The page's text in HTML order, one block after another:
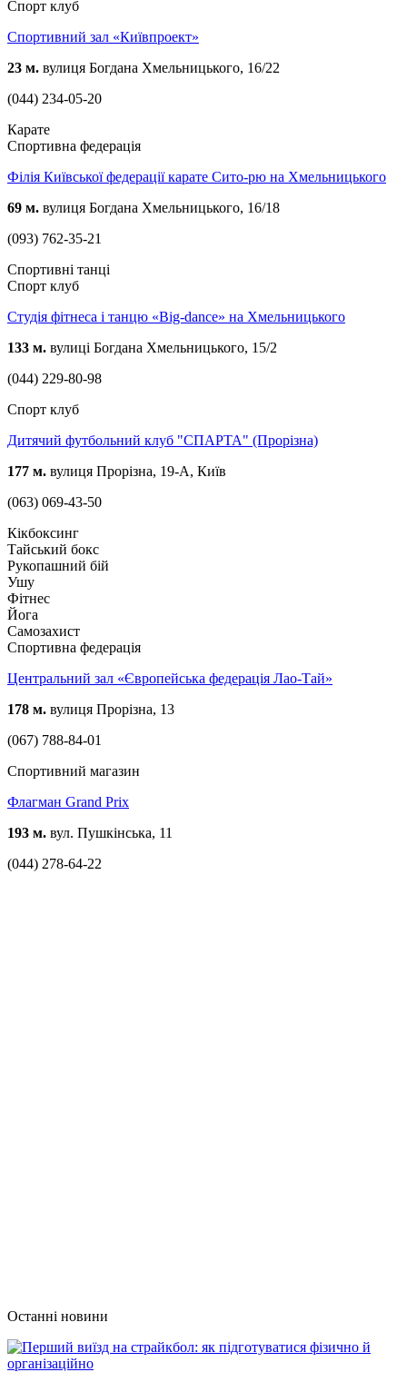
Спорт клуб
Спортивний зал «Київпроект»
23 м. вулиця Богдана Хмельницького, 16/22
(044) 234-05-20
Карате
Спортивна федерація
Філія Київської федерації карате Сито-рю на Хмельницького
69 м. вулиця Богдана Хмельницького, 16/18
(093) 762-35-21
Спортивні танці
Спорт клуб
Студія фітнеса і танцю «Big-dance» на Хмельницького
133 м. вулиці Богдана Хмельницького, 15/2
(044) 229-80-98
Спорт клуб
Дитячий футбольний клуб "СПАРТА" (Прорізна)
177 м. вулиця Прорізна, 19-А, Київ
(063) 069-43-50
Кікбоксинг
Тайський бокс
Рукопашний бій
Ушу
Фітнес
Йога
Самозахист
Спортивна федерація
Центральний зал «Європейська федерація Лао-Тай»
178 м. вулиця Прорізна, 13
(067) 788-84-01
Спортивний магазин
Флагман Grand Prix
193 м. вул. Пушкінська, 11
(044) 278-64-22
Останні новини